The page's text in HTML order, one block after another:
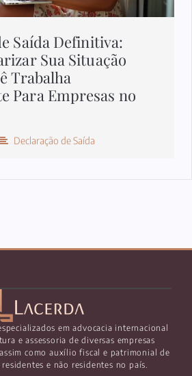
Saída Definitiva:
Sua Situação
Trabalha
Para Empresas no
Declaração de Saída
em advocacia internacional
e assessoria de diversas empresas
como auxílio fiscal e patrimonial de
e não residentes no país.